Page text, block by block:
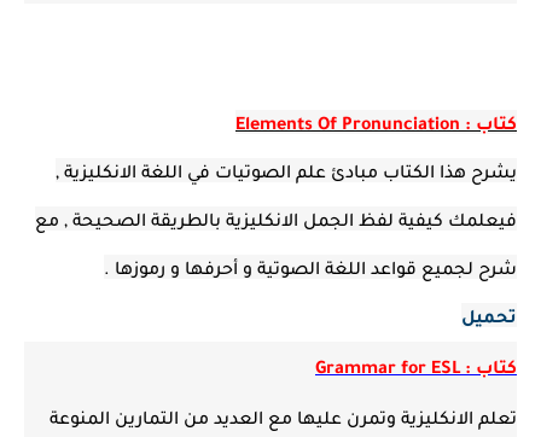
كتاب : Elements Of Pronunciation
يشرح هذا الكتاب مبادئ علم الصوتيات في اللغة الانكليزية ,
فيعلمك كيفية لفظ الجمل الانكليزية بالطريقة الصحيحة , مع
شرح لجميع قواعد اللغة الصوتية و أحرفها و رموزها .
تحميل
كتاب : Grammar for ESL
تعلم الانكليزية وتمرن عليها مع العديد من التمارين المنوعة